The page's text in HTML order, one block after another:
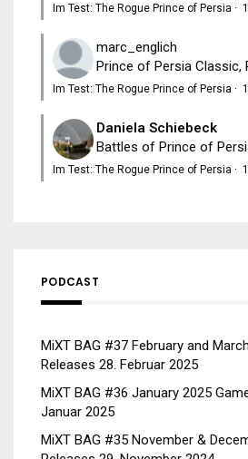
Im Test: The Rogue Prince of Persia ·
marc_englich
Prince of Persia Classic,
Im Test: The Rogue Prince of Persia ·
Daniela Schiebeck
Battles of Prince of
Im Test: The Rogue Prince of Persia ·
PODCAST
MiXT BAG #37 February and
Releases 28. Februar 2025
MiXT BAG #36 January 2025
Januar 2025
MiXT BAG #35 November &